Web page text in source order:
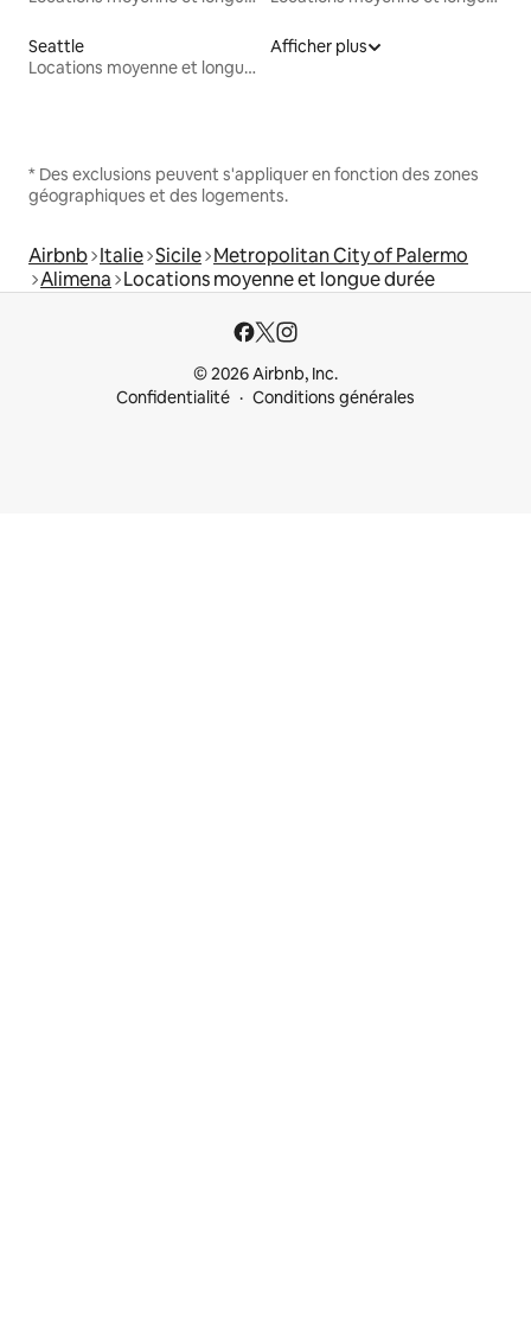
Seattle
Locations moyenne et longue durée
Afficher plus
* Des exclusions peuvent s'appliquer en fonction des zones
géographiques et des logements.
Airbnb Italie Sicile Metropolitan City of Palermo
Alimena Locations moyenne et longue durée
© 2026 Airbnb, Inc.
Confidentialité
Conditions générales